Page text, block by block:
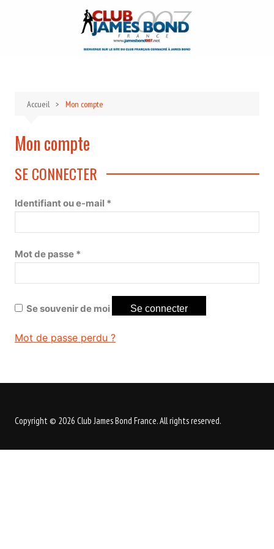
Accueil Mon compte
Mon compte
SE CONNECTER
Identifiant ou e-mail *Obligatoire
Mot de passe *Obligatoire
Se souvenir de moi Se connecter
Mot de passe perdu ?
Copyright © 2026 Club James Bond France. All rights reserved.